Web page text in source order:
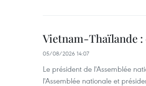
Vietnam-Thaïlande
05/08/2026 14:07
Le président de l'Assemblée
l'Assemblée nationale et